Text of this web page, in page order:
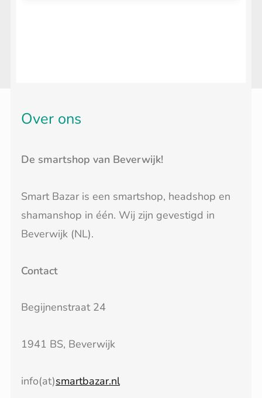
Over ons
De smartshop van Beverwijk!
Smart Bazar is een smartshop, headshop en
shamanshop in één. Wij zijn gevestigd in
Beverwijk (NL).
Contact
Begijnenstraat 24
1941 BS, Beverwijk
info(at)smartbazar.nl